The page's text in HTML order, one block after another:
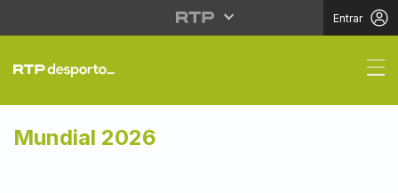
Entrar
Mundial2026: Pedro
Mundial 2026